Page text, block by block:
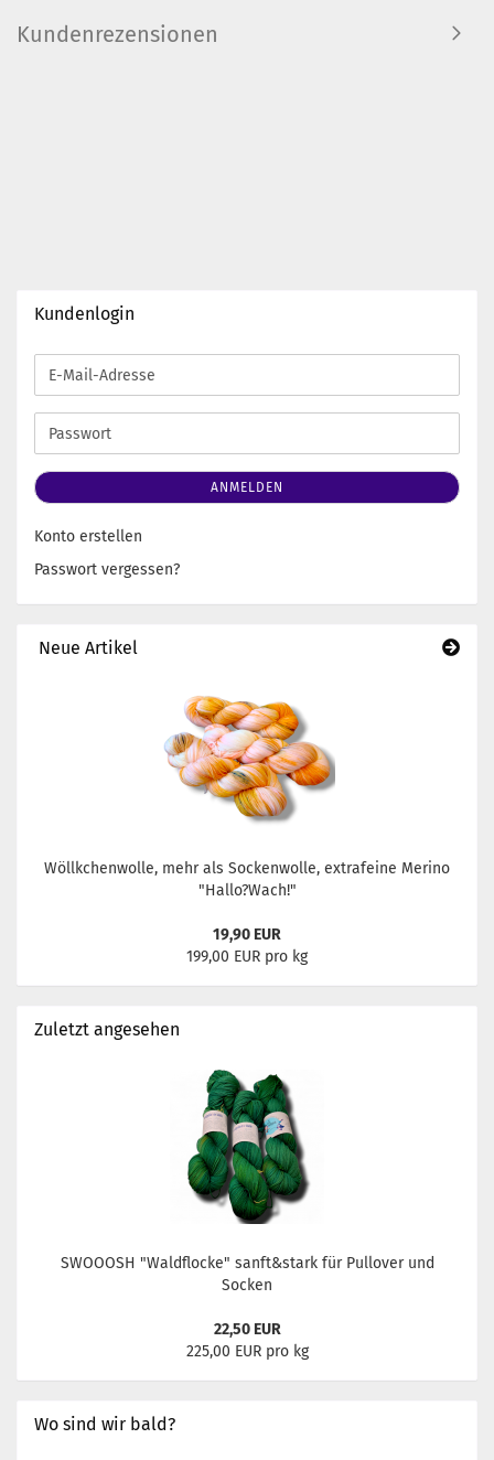
Kundenrezensionen
Kundenlogin
E-
Mail-
Adresse
Passwort
ANMELDEN
Konto erstellen
Passwort vergessen?
Neue Artikel
Wöllkchenwolle, mehr als Sockenwolle, extrafeine Merino
"Hallo?Wach!"
19,90 EUR
199,00 EUR pro kg
Zuletzt angesehen
SWOOOSH "Waldflocke" sanft&stark für Pullover und
Socken
22,50 EUR
225,00 EUR pro kg
Wo sind wir bald?